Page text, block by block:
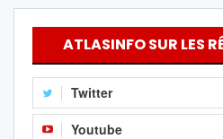
ATLASINFO SUR LES
Twitter
Youtube